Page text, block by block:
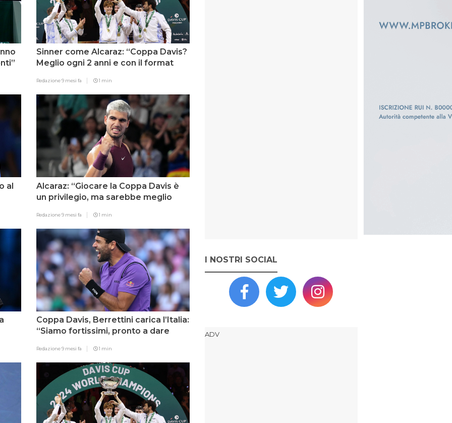
Sinner come Alcaraz: “Coppa Davis?
Meglio ogni 2 anni e con il format
Redazione9 mesi fa 1 min
al
Alcaraz: “Giocare la Coppa Davis è
un privilegio, ma sarebbe meglio
Redazione9 mesi fa 1 min
Coppa Davis, Berrettini carica l’Italia:
“Siamo fortissimi, pronto a dare
Redazione9 mesi fa 1 min
I NOSTRI SOCIAL